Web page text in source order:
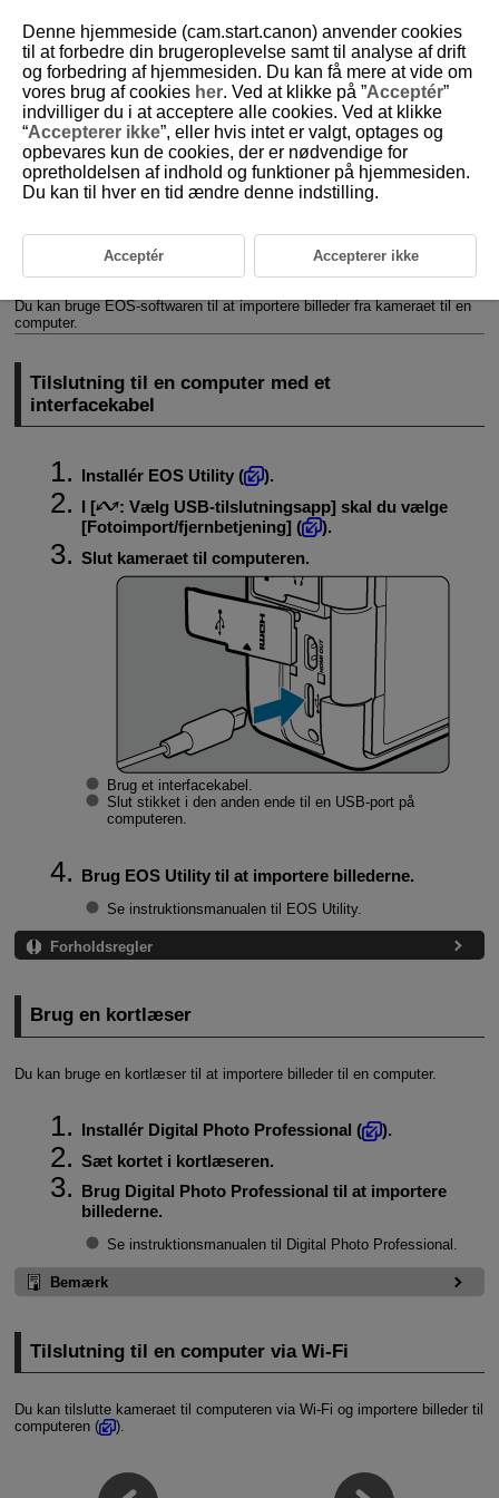
D375-220
Import af billeder til en computer
Tilslutning til en computer med et interfacekabel
Brug en kortlæser
Du kan bruge EOS-softwaren til at importere billeder fra kameraet til en
computer.
Tilslutning til en computer med et
interfacekabel
Installér EOS Utility (
).
I [
: Vælg USB-tilslutningsapp] skal du vælge
[Fotoimport/fjernbetjening] (
).
Slut kameraet til computeren.
Brug et interfacekabel.
Slut stikket i den anden ende til en USB-port på
computeren.
Brug EOS Utility til at importere billederne.
Se instruktionsmanualen til EOS Utility.
Forholdsregler
Brug en kortlæser
Du kan bruge en kortlæser til at importere billeder til en computer.
Installér Digital Photo Professional (
).
Sæt kortet i kortlæseren.
Brug Digital Photo Professional til at importere
billederne.
Se instruktionsmanualen til Digital Photo Professional.
Bemærk
Tilslutning til en computer viaWi-Fi
Du kan tilslutte kameraet til computeren via Wi-Fi og importere billeder til
computeren (
).
Denne hjemmeside (cam.start.canon) anvender cookies
til at forbedre din brugeroplevelse samt til analyse af drift
og forbedring af hjemmesiden. Du kan få mere at vide om
vores brug af cookies her. Ved at klikke på ”Acceptér”
indvilliger du i at acceptere alle cookies. Ved at klikke
“Accepterer ikke”, eller hvis intet er valgt, optages og
opbevares kun de cookies, der er nødvendige for
opretholdelsen af indhold og funktioner på hjemmesiden.
Du kan til hver en tid ændre denne indstilling.
Acceptér Accepterer ikke